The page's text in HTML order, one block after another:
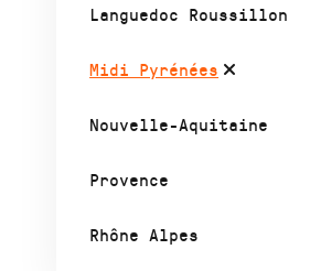
Languedoc Roussillon
Midi Pyrénées
Nouvelle-Aquitaine
Provence
Rhône Alpes